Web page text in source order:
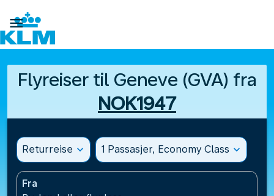

Flyreiser til Geneve (GVA) fra
NOK1947
Returreise expand_more 1 Passasjer, Economy Class expand_more
Fra